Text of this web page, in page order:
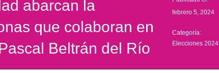
abarcan la
que colaboran en
Beltrán del Río
febrero 5, 2024
Categoría:
Elecciones 2024